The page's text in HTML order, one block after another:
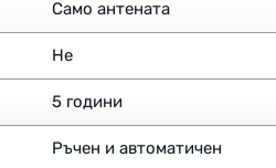
Само антената
Не
5 години
Ръчен и автоматичен